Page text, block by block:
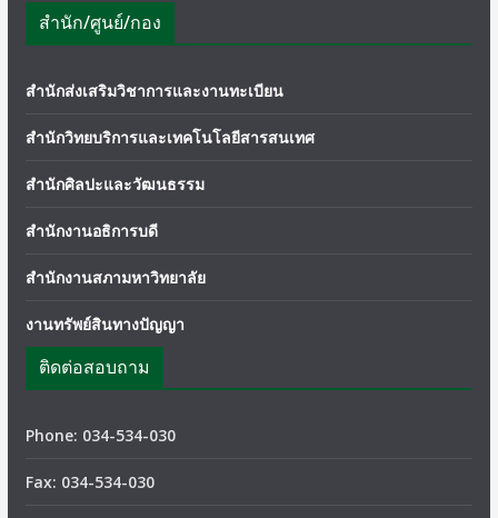
สำนัก/ศูนย์/กอง
สำนักส่งเสริมวิชาการและงานทะเบียน
สำนักวิทยบริการและเทคโนโลยีสารสนเทศ
สำนักศิลปะและวัฒนธรรม
สำนักงานอธิการบดี
สำนักงานสภามหาวิทยาลัย
งานทรัพย์สินทางปัญญา
ติดต่อสอบถาม
Phone: 034-534-030
Fax: 034-534-030